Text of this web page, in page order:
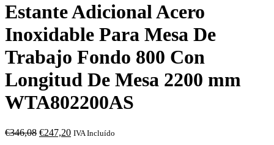
Estante Adicional Acero
Inoxidable Para Mesa De
Trabajo Fondo 800 Con
Longitud De Mesa 2200 mm
WTA802200AS
€346,08 O
€247,20OIVA Incluído